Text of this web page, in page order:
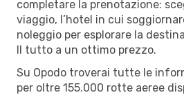
completare la prenotazione:
viaggio, l’hotel in cui
noleggio per esplorare la
Il tutto a un ottimo prezzo.
Su Opodo troverai tutte le
per oltre 155.000 rotte aeree